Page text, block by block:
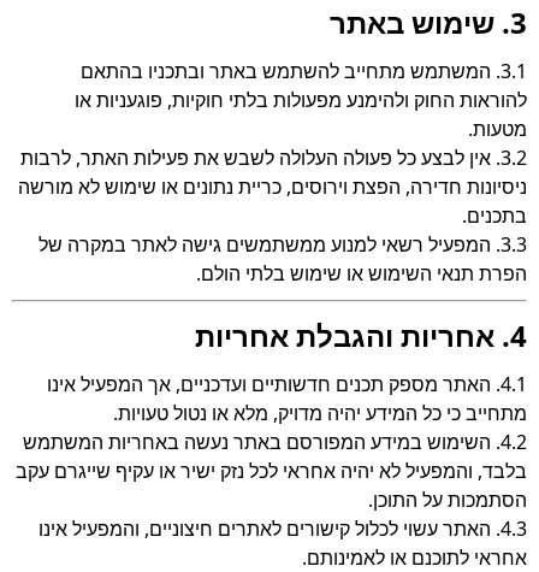
3. שימוש באתר
3.1. המשתמש מתחייב להשתמש באתר ובתכניו בהתאם
להוראות החוק ולהימנע מפעולות בלתי חוקיות, פוגעניות או
מטעות.
3.2. אין לבצע כל פעולה העלולה לשבש את פעילות האתר, לרבות
ניסיונות חדירה, הפצת וירוסים, כריית נתונים או שימוש לא מורשה
בתכנים.
3.3. המפעיל רשאי למנוע ממשתמשים גישה לאתר במקרה של
הפרת תנאי השימוש או שימוש בלתי הולם.
4. אחריות והגבלת אחריות
4.1. האתר מספק תכנים חדשותיים ועדכניים, אך המפעיל אינו
מתחייב כי כל המידע יהיה מדויק, מלא או נטול טעויות.
4.2. השימוש במידע המפורסם באתר נעשה באחריות המשתמש
בלבד, והמפעיל לא יהיה אחראי לכל נזק ישיר או עקיף שייגרם עקב
הסתמכות על התוכן.
4.3. האתר עשוי לכלול קישורים לאתרים חיצוניים, והמפעיל אינו
אחראי לתוכנם או לאמינותם.